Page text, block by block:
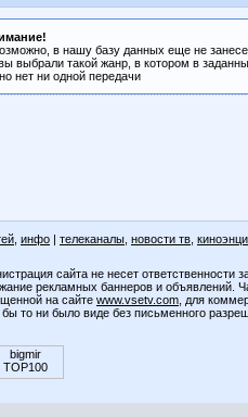
в нашу базу данных еще не
выбрали такой жанр, в котором в
нет ни одной передачи
инфо | телеканалы новости тв
сайта не несет ответственности
рекламных баннеров и объявлений.
на сайте www.vsetv.com , для
бы то ни было виде без письменного